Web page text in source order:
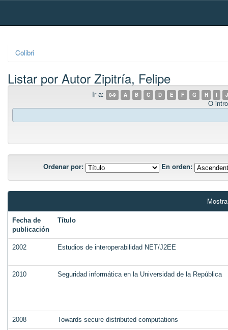
Skip
Colibri
Listar por Autor Zipitría, Felipe
Ir a: 0-9 A B C D E F G H I J
O
Ordenar por: En orden:
Fecha de
publicación
Título
2002 Estudios de interoperabilidad NET/J2EE
2010 Seguridad informática en la Universidad de la República
2008 Towards secure distributed computations